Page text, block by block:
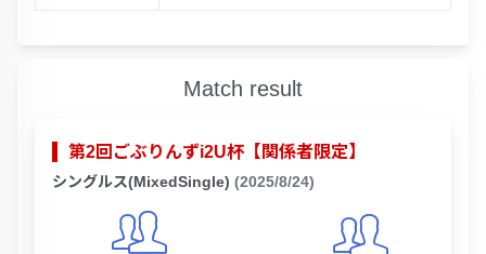
Match result
第2回ごぶりんずi2U杯【関係者限定】
シングルス(MixedSingle) (2025/8/24)